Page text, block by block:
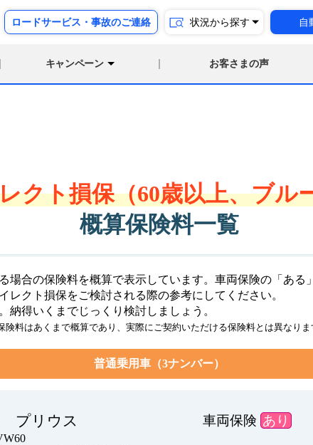
ロードサービス・事故のご連絡 状況から探す 自
キャンペーン お客さまの声
クト損保（60歳以上、ブル
概算保険料一覧
場合の保険料を概算で表示しています。車両保険の「ある
レクト損保をご検討される際の参考にしてください。
納得いくまでじっくり検討しましょう。
料はあくまで概算であり、実際にご契約いただける保険料とは異なりま
普通乗用車（3ナンバー）
プリウス 車両保険 あり